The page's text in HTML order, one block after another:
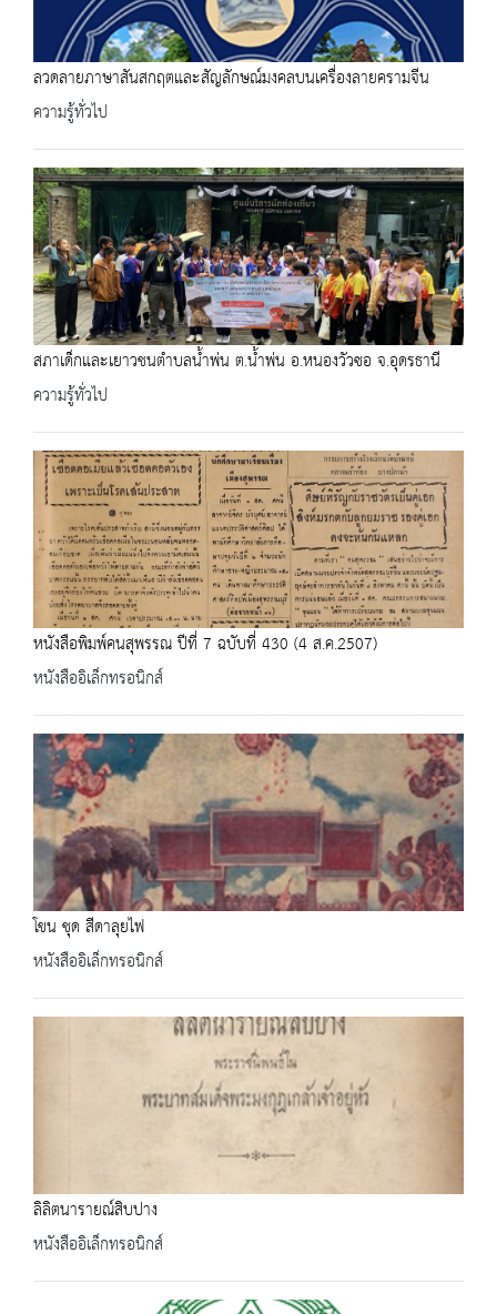
ลวดลายภาษาสันสกฤตและสัญลักษณ์มงคลบนเครื่องลายครามจีน
ความรู้ทั่วไป
สภาเด็กและเยาวชนตำบลน้ำพ่น ต.น้ำพ่น อ.หนองวัวซอ จ.อุดรธานี
ความรู้ทั่วไป
หนังสือพิมพ์คนสุพรรณ ปีที่ 7 ฉบับที่ 430 (4 ส.ค.2507)
หนังสืออิเล็กทรอนิกส์
โขน ชุด สีดาลุยไฟ
หนังสืออิเล็กทรอนิกส์
ลิลิตนารายณ์สิบปาง
หนังสืออิเล็กทรอนิกส์